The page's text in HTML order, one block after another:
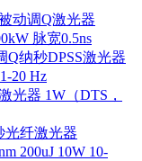
动调Q激光器
脉宽0.5ns
Q纳秒DPSS激光器
20 Hz
光器 1W（DTS，
光纤激光器
200uJ 10W 10-